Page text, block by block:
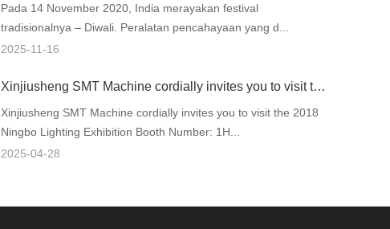
Pada 14 November 2020, India merayakan festival
tradisionalnya – Diwali. Peralatan pencahayaan yang d...
2025-11-16
Xinjiusheng SMT Machine cordially invites you to visit the 2018 Ningbo Lighting Exhibition
Xinjiusheng SMT Machine cordially invites you to visit the 2018
Ningbo Lighting Exhibition Booth Number: 1H...
2025-04-28